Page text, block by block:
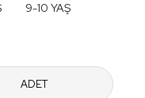
9-10 YAŞ
ADET